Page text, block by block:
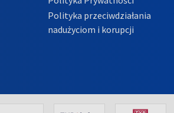
Polityka przeciwdziałania
nadużyciom i korupcji